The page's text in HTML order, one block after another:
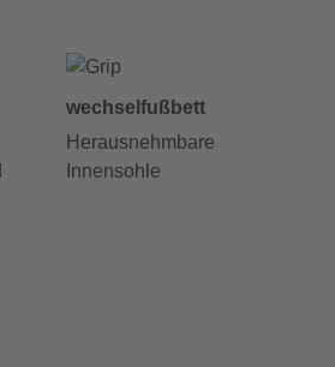
wechselfußbett
Herausnehmbare
Innensohle